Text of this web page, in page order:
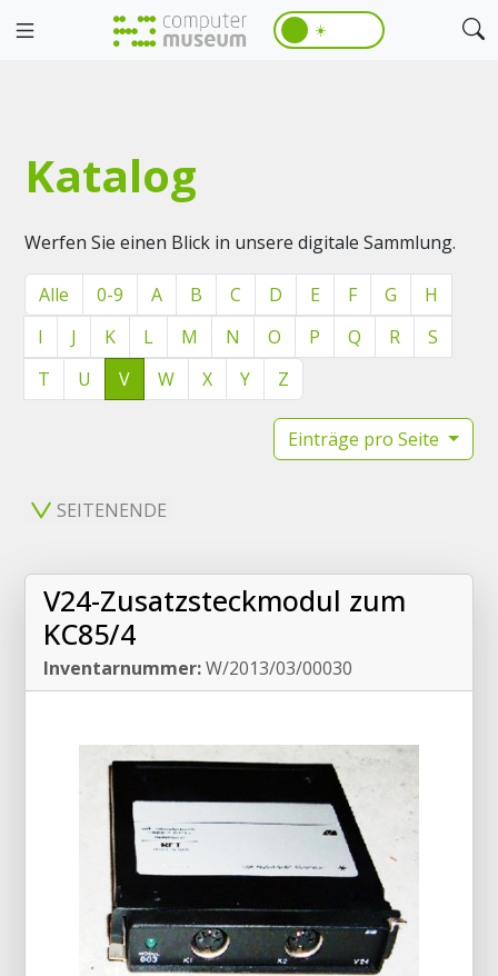
☀️
Katalog
Werfen Sie einen Blick in unsere digitale Sammlung.
Alle 0-9 A B C D E F G
H
I
J K L M N O P Q R
S
T
U V W X Y Z
Einträge pro Seite
SEITENENDE
V24-Zusatzsteckmodul zum
KC85/4
Inventarnummer:W/2013/03/00030